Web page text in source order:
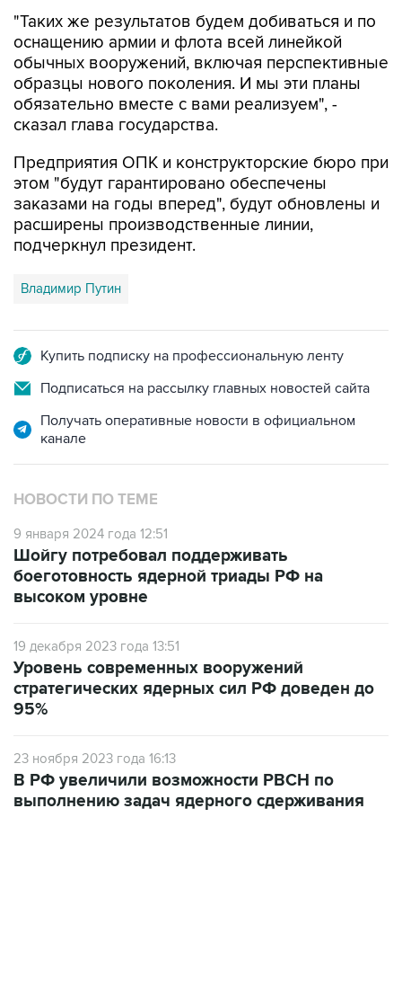
"Таких же результатов будем добиваться и по
оснащению армии и флота всей линейкой
обычных вооружений, включая перспективные
образцы нового поколения. И мы эти планы
обязательно вместе с вами реализуем", -
сказал глава государства.
Предприятия ОПК и конструкторские бюро при
этом "будут гарантировано обеспечены
заказами на годы вперед", будут обновлены и
расширены производственные линии,
подчеркнул президент.
Владимир Путин
Купить подписку на профессиональную ленту
Подписаться на рассылку главных новостей сайта
Получать оперативные новости в официальном
канале
НОВОСТИ ПО ТЕМЕ
9 января 2024 года 12:51
Шойгу потребовал поддерживать
боеготовность ядерной триады РФ на
высоком уровне
19 декабря 2023 года 13:51
Уровень современных вооружений
стратегических ядерных сил РФ доведен до
95%
23 ноября 2023 года 16:13
В РФ увеличили возможности РВСН по
выполнению задач ядерного сдерживания